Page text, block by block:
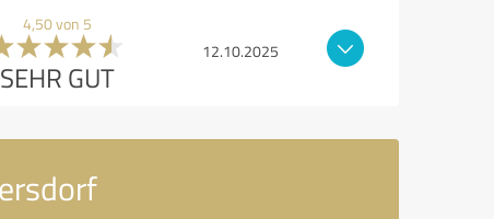
4,50 von 5
SEHR GUT
12.10.2025